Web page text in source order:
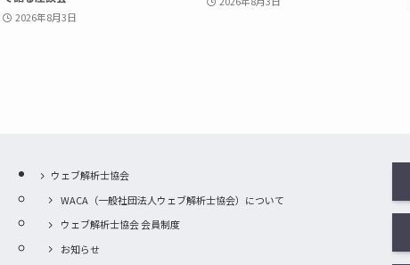
2026年8月3日
ウェブ解析士協会
WACA（一般社団法人ウェブ解析士協会）について
ウェブ解析士協会 会員制度
お知らせ